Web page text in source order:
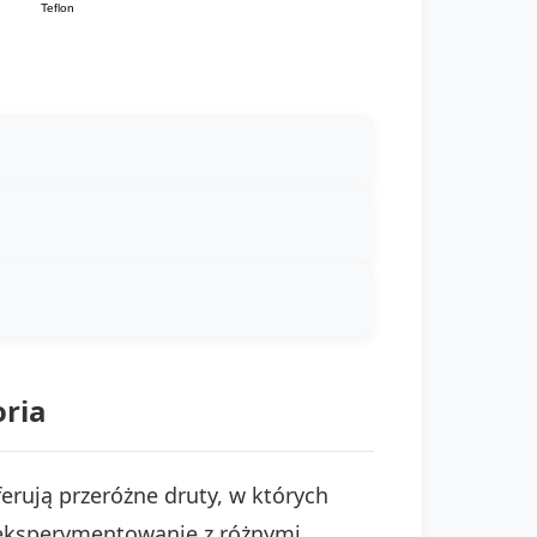
Teflon
przeróżne druty, w których